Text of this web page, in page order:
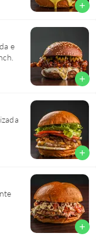
add
e
add
add
add